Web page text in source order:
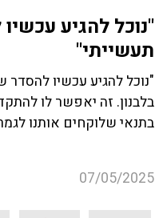
תעשייתי"
בלבנון. זה יאפשר לו
בתנאי שלוקחים אותנו
07/05/2025